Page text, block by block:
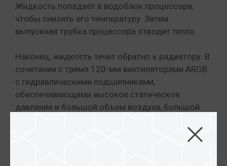
Жидкость попадает в водоблок процессора,
чтобы снизить его температуру. Затем
выпускная трубка процессора отводит тепло.
Наконец, жидкость течет обратно к радиатору. В
сочетании с тремя 120-мм вентиляторами ARGB
с гидравлическими подшипниками,
обеспечивающими высокое статическое
давление и большой объем воздуха, большой